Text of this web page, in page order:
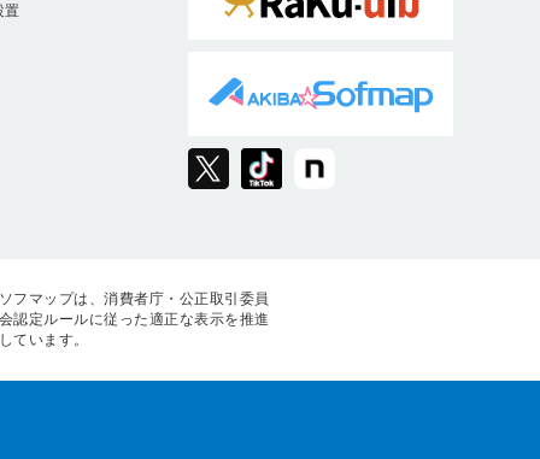
置
ソフマップは、消費者庁・公正取引委員
会認定ルールに従った適正な表示を推進
しています。